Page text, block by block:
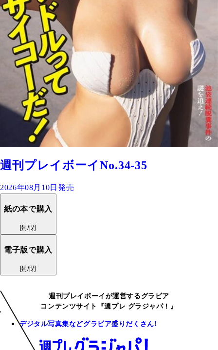
週刊プレイボーイNo.34-35
2026年08月10日発売
紙の本で購入
開/閉
電子版で購入
開/閉
週刊プレイボーイが運営するグラビア
コンテンツサイト『週プレ グラジャパ！』
デジタル写真集などグラビア盛りだくさん!